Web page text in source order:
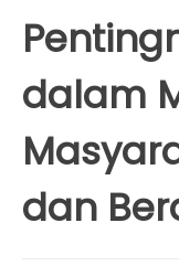
dalam
dan